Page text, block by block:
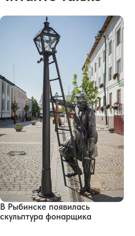
В Рыбинске появилась
скульптура фонарщика